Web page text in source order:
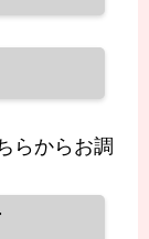
らからお調